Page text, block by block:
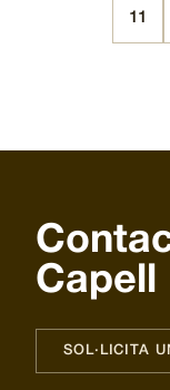
11
Capell
SOL·LICITA